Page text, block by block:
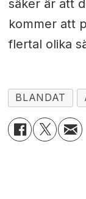
säker är att
kommer att
flertal olika
BLANDAT